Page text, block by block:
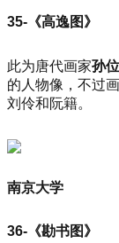
35-《高逸图》
此为唐代画家孙位
的人物像，不过
刘伶和阮籍。
南京大学
36-《勘书图》